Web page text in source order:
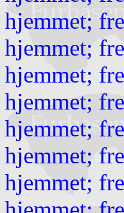
hjemmet;
hjemmet;
hjemmet;
hjemmet;
hjemmet;
hjemmet;
hjemmet;